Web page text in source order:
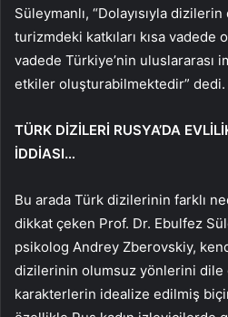
Süleymanlı, “Dolayısıyla
turizmdeki katkıları kısa
vadede Türkiye’nin uluslararası
etkiler oluşturabilmektedir” dedi.
TÜRK DİZİLERİ RUSYA’DA
İDDİASI…
Bu arada Türk dizilerinin farklı
dikkat çeken Prof. Dr. Ebulfez
psikolog Andrey Zberovskiy,
dizilerinin olumsuz yönlerini
karakterlerin idealize edilmiş